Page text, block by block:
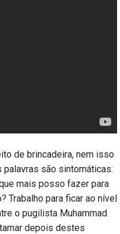
de brincadeira, nem isso
palavras são sintomáticas:
mais posso fazer para
Trabalho para ficar ao nível
o pugilista Muhammad
depois destes